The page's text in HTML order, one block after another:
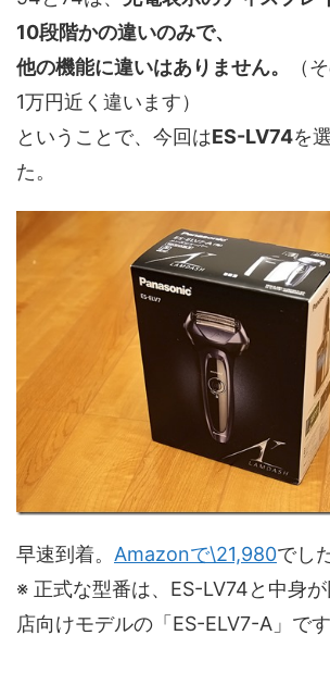
10段階かの違いのみで、
他の機能に違いはありません。
（
1万円近く違います）
ということで、今回はES-LV74を
た。
早速到着。 Amazonで\21,980でし
※ 正式な型番は、ES-LV74と中身
店向けモデルの「ES-ELV7-A」です